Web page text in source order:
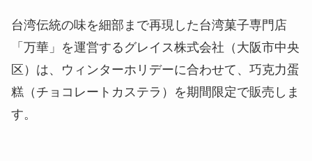
台湾伝統の味を細部まで再現した台湾菓子専門店
「万華」を運営するグレイス株式会社（大阪市中央
区）は、ウィンターホリデーに合わせて、巧克力蛋
糕（チョコレートカステラ）を期間限定で販売しま
す。